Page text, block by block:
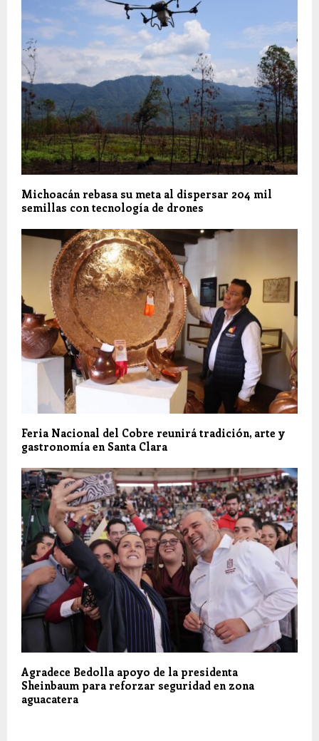
Michoacán rebasa su meta al dispersar 204 mil
semillas con tecnología de drones
Feria Nacional del Cobre reunirá tradición, arte y
gastronomía en Santa Clara
Agradece Bedolla apoyo de la presidenta
Sheinbaum para reforzar seguridad en zona
aguacatera